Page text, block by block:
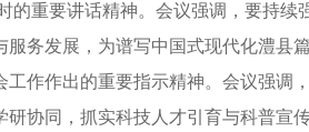
重要讲话精神。会议强调，要持
务发展，为谱写中国式现代化澧县
作作出的重要指示精神。会议强调
协同，抓实科技人才引育与科普宣